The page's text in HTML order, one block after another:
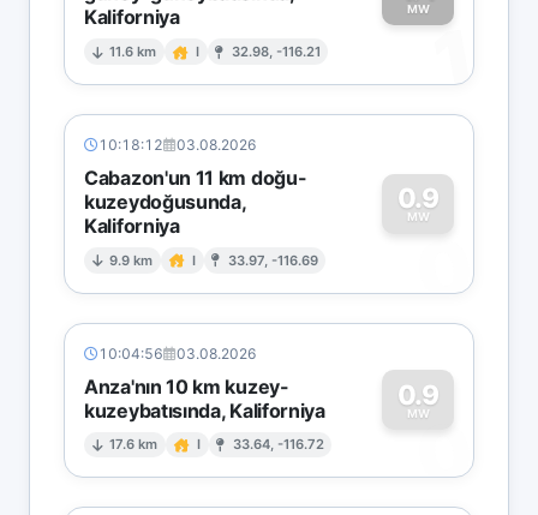
Kaliforniya
11.6 km I 32.98, -116.21
MW
1
10:18:12 03.08.2026
Cabazon'un 11 km doğu-
kuzeydoğusunda,
Kaliforniya
9.9 km I 33.97, -116.69
0.9
MW
0
10:04:56 03.08.2026
Anza'nın 10 km kuzey-
kuzeybatısında, Kaliforniya
17.6 km I 33.64, -116.72
0.9
MW
0